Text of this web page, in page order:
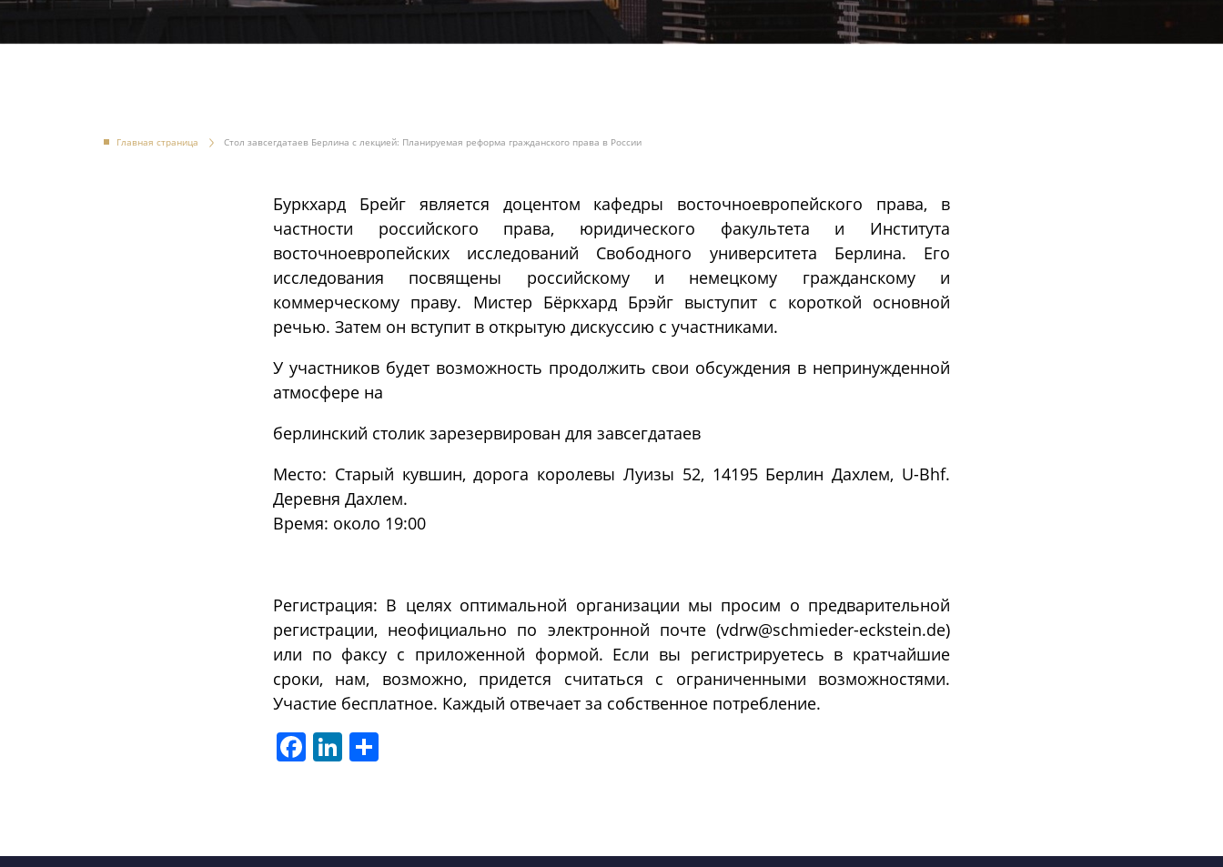
Главная страница Стол завсегдатаев Берлина с лекцией: Планируемая реформа гражданского права в России
Буркхард Брейг является доцентом кафедры восточноевропейского права, в
частности российского права, юридического факультета и Института
восточноевропейских исследований Свободного университета Берлина. Его
исследования посвящены российскому и немецкому гражданскому и
коммерческому праву. Мистер Бёркхард Брэйг выступит с короткой основной
речью. Затем он вступит в открытую дискуссию с участниками.
У участников будет возможность продолжить свои обсуждения в непринужденной
атмосфере на
берлинский столик зарезервирован для завсегдатаев
Место: Старый кувшин, дорога королевы Луизы 52, 14195 Берлин Дахлем, U-Bhf.
Деревня Дахлем.
Время: около 19:00
Регистрация: В целях оптимальной организации мы просим о предварительной
регистрации, неофициально по электронной почте (vdrw@schmieder-eckstein.de)
или по факсу с приложенной формой. Если вы регистрируетесь в кратчайшие
сроки, нам, возможно, придется считаться с ограниченными возможностями.
Участие бесплатное. Каждый отвечает за собственное потребление.
FacebookLinkedIn